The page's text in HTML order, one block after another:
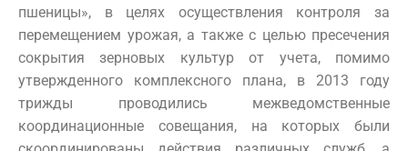
пшеницы», в целях осуществления контроля за
перемещением урожая, а также с целью пресечения
сокрытия зерновых культур от учета, помимо
утвержденного комплексного плана, в 2013 году
трижды проводились межведомственные
координационные совещания, на которых были